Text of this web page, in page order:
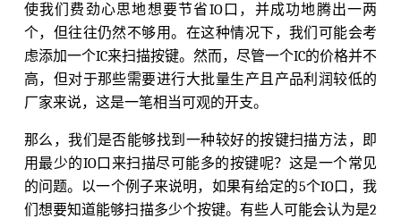
使我们费劲心思地想要节省IO口，并成功地腾出一两
个，但往往仍然不够用。在这种情况下，我们可能会考
虑添加一个IC来扫描按键。然而，尽管一个IC的价格并不
高，但对于那些需要进行大批量生产且产品利润较低的
厂家来说，这是一笔相当可观的开支。
那么，我们是否能够找到一种较好的按键扫描方法，即
用最少的IO口来扫描尽可能多的按键呢？这是一个常见
的问题。以一个例子来说明，如果有给定的5个IO口，我
们想要知道能够扫描多少个按键。有些人可能会认为是2